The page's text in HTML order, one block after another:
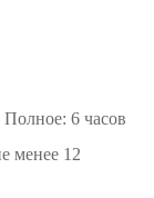
6 часов
менее 12